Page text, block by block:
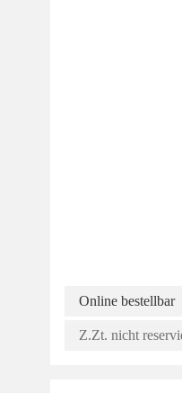
Online bestellbar
Z.Zt. nicht